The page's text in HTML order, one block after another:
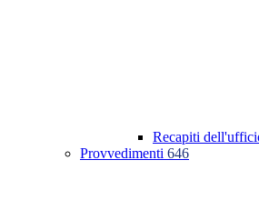
Recapiti
Provvedimenti 646